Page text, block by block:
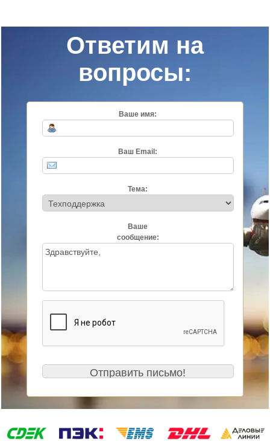
Ответим на
вопросы:
Ваше имя:
Ваш Email:
Тема:
Ваше
сообщение: